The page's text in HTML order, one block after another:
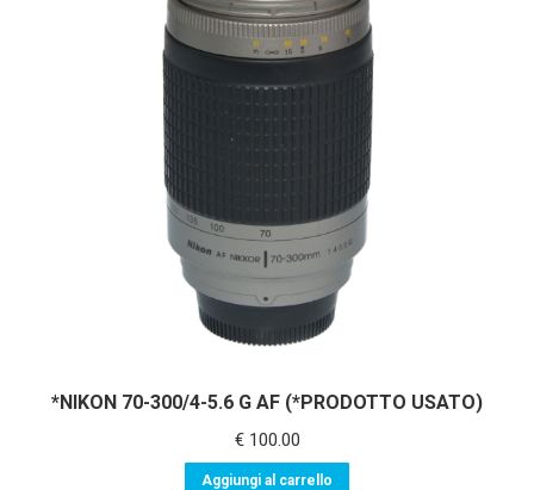
*NIKON 70-300/4-5.6 G AF (*PRODOTTO USATO)
€100.00
Aggiungi al carrello